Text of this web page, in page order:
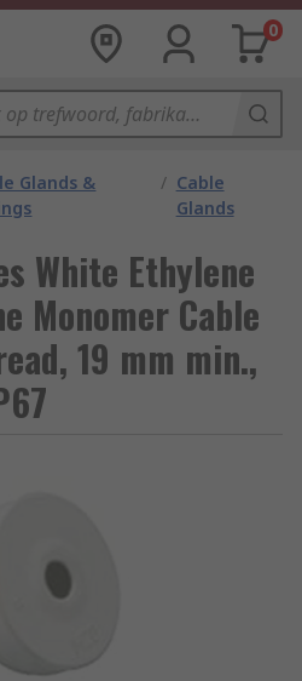
0
Glands &
/ Cable
Glands
White Ethylene
Monomer Cable
19 mm min.,